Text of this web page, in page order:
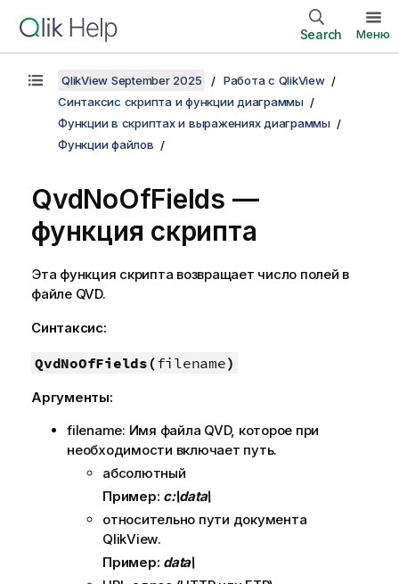
Search Меню
QlikView September 2025
Работа с QlikView
Синтаксис скрипта и функции диаграммы
Функции в скриптах и выражениях диаграммы
Функции файлов
QvdNoOfFields —
функция скрипта
Эта функция скрипта возвращает число полей в
файле QVD.
Синтаксис:
QvdNoOfFields(filename)
Аргументы:
filename: Имя файла QVD, которое при
необходимости включает путь.
абсолютный
Пример: c:\data\
относительно пути документа
QlikView.
Пример: data\